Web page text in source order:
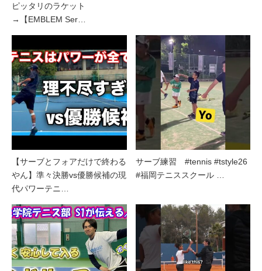
ピッタリのラケット
→【EMBLEM Ser…
【サーブとフォアだけで終わる
やん】準々決勝vs優勝候補の現
代パワーテニ…
サーブ練習 #tennis #tstyle26
#福岡テニススクール …